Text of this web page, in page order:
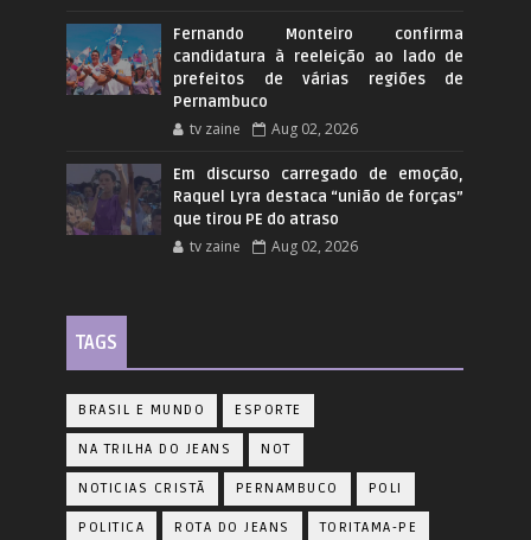
Fernando Monteiro confirma
candidatura à reeleição ao lado de
prefeitos de várias regiões de
Pernambuco
tv zaine Aug 02, 2026
Em discurso carregado de emoção,
Raquel Lyra destaca “união de forças”
que tirou PE do atraso
tv zaine Aug 02, 2026
TAGS
BRASIL E MUNDO ESPORTE
NA TRILHA DO JEANS NOT
NOTICIAS CRISTÃ PERNAMBUCO POLI
POLITICA ROTA DO JEANS TORITAMA-PE